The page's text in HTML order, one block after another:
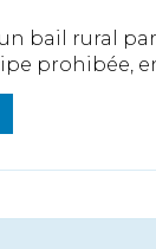
bail rural
prohibée,